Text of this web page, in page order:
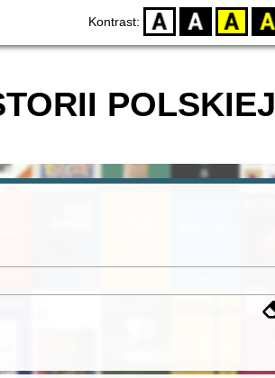
Kontrast: D BW YB BY
POLSKIEJ